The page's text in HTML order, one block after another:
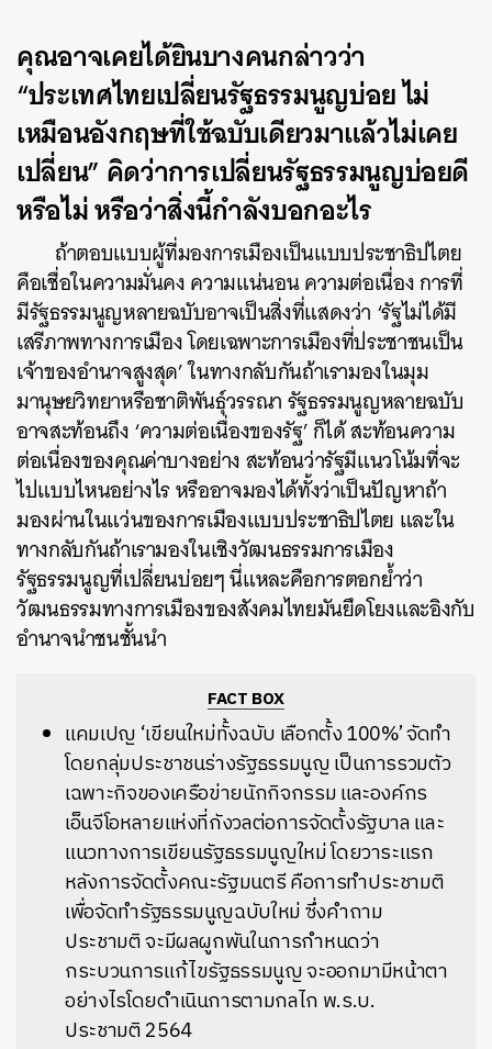
คุณอาจเคยได้ยินบางคนกล่าวว่า
“ประเทศไทยเปลี่ยนรัฐธรรมนูญบ่อย ไม่
เหมือนอังกฤษที่ใช้ฉบับเดียวมาแล้วไม่เคย
เปลี่ยน” คิดว่าการเปลี่ยนรัฐธรรมนูญบ่อยดี
หรือไม่ หรือว่าสิ่งนี้กำลังบอกอะไร
ถ้าตอบแบบผู้ที่มองการเมืองเป็นแบบประชาธิปไตย
คือเชื่อในความมั่นคง ความแน่นอน ความต่อเนื่อง การที่
มีรัฐธรรมนูญหลายฉบับอาจเป็นสิ่งที่แสดงว่า ‘รัฐไม่ได้มี
เสรีภาพทางการเมือง โดยเฉพาะการเมืองที่ประชาชนเป็น
เจ้าของอำนาจสูงสุด’ ในทางกลับกันถ้าเรามองในมุม
มานุษยวิทยาหรือชาติพันธุ์วรรณา รัฐธรรมนูญหลายฉบับ
อาจสะท้อนถึง ‘ความต่อเนื่องของรัฐ’ ก็ได้ สะท้อนความ
ต่อเนื่องของคุณค่าบางอย่าง สะท้อนว่ารัฐมีแนวโน้มที่จะ
ไปแบบไหนอย่างไร หรืออาจมองได้ทั้งว่าเป็นปัญหาถ้า
มองผ่านในแว่นของการเมืองแบบประชาธิปไตย และใน
ทางกลับกันถ้าเรามองในเชิงวัฒนธรรมการเมือง
รัฐธรรมนูญที่เปลี่ยนบ่อยๆ นี่แหละคือการตอกย้ำว่า
วัฒนธรรมทางการเมืองของสังคมไทยมันยึดโยงและอิงกับ
อำนาจนำชนชั้นนำ
FACT BOX
แคมเปญ ‘เขียนใหม่ทั้งฉบับ เลือกตั้ง 100%’ จัดทำ
โดยกลุ่มประชาชนร่างรัฐธรรมนูญ เป็นการรวมตัว
เฉพาะกิจของเครือข่ายนักกิจกรรม และองค์กร
เอ็นจีโอหลายแห่งที่กังวลต่อการจัดตั้งรัฐบาล และ
แนวทางการเขียนรัฐธรรมนูญใหม่ โดยวาระแรก
หลังการจัดตั้งคณะรัฐมนตรี คือการทำประชามติ
เพื่อจัดทำรัฐธรรมนูญฉบับใหม่ ซึ่งคำถาม
ประชามติ จะมีผลผูกพันในการกำหนดว่า
กระบวนการแก้ไขรัฐธรรมนูญ จะออกมามีหน้าตา
อย่างไรโดยดำเนินการตามกลไก พ.ร.บ.
ประชามติ 2564